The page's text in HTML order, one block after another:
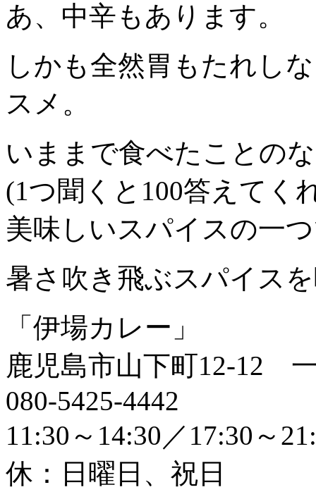
あ、中辛もあります。
しかも全然胃もたれし
スメ。
いままで食べたことの
(1つ聞くと100答えてく
美味しいスパイスの一
暑さ吹き飛ぶスパイス
「伊場カレー」
鹿児島市山下町12-12
080-5425-4442
11:30～14:30／17:30～
休：日曜日、祝日